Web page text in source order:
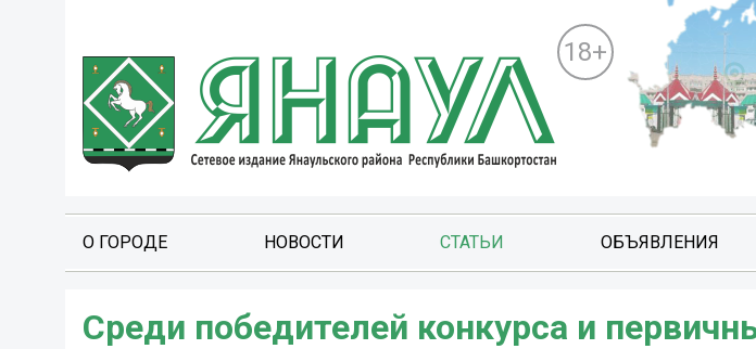
18+
О ГОРОДЕ НОВОСТИ СТАТЬИ ОБЪЯВЛЕНИЯ
Среди победителей конкурса и